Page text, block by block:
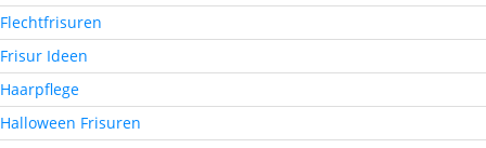
Flechtfrisuren
Frisur Ideen
Haarpflege
Halloween Frisuren